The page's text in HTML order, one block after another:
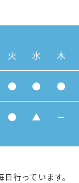
火 水 木
● ● ●
● ▲ －
行っています。